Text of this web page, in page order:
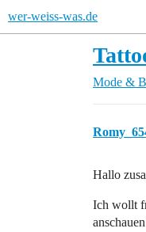
wer-weiss-was.de
Mode &
Hallo
Ich wollt